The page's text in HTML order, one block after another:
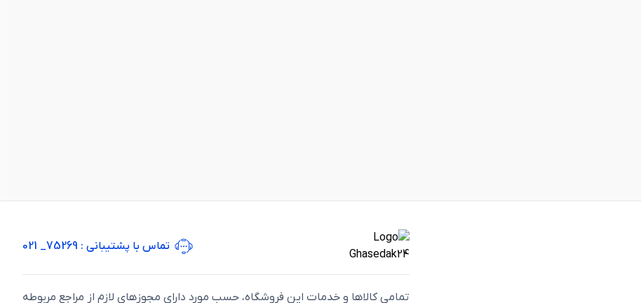
تماس با پشتیبانی : 75269_ 021
تمامی كالاها و خدمات اين فروشگاه، حسب مورد دارای مجوزهای لازم از مراجع مربوطه